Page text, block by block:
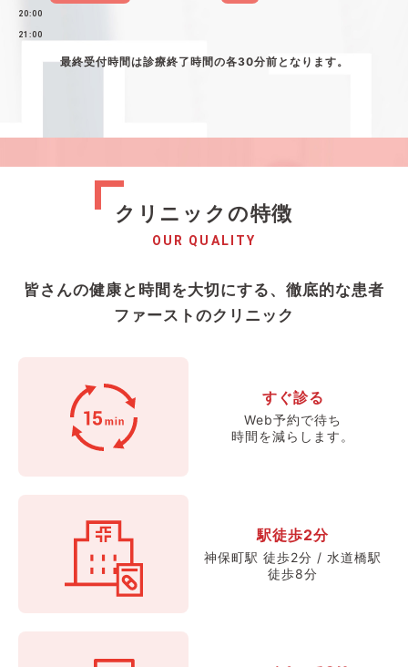
20:00
21:00
最終受付時間は診療終了時間の各30分前となります。
クリニックの特徴
OUR QUALITY
皆さんの健康と時間を大切にする、徹底的な患者
ファーストのクリニック
すぐ診る
Web予約で待ち
時間を減らします。
駅徒歩2分
神保町駅 徒歩2分 / 水道橋駅
徒歩8分